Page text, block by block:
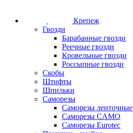
Крепеж
Гвозди
Барабанные гвозди
Реечные гвозди
Кровельные гвозди
Россыпные гвозди
Скобы
Штифты
Шпильки
Саморезы
Саморезы ленточные
Саморезы CAMO
Саморезы Eurotec